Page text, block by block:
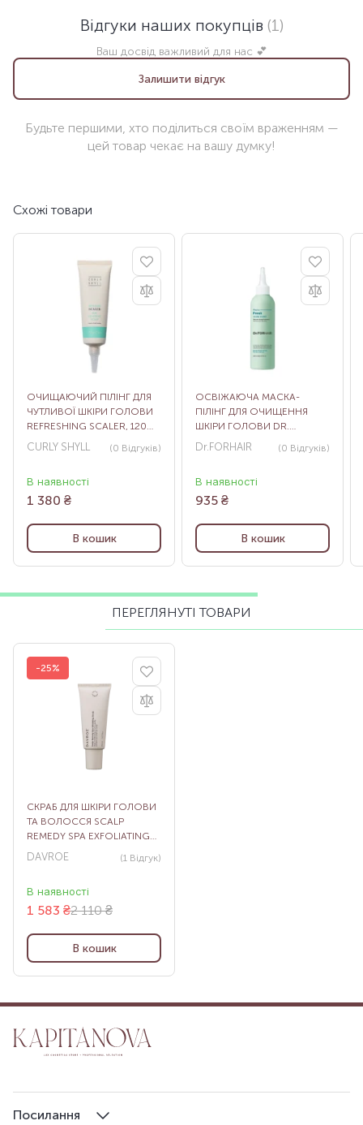
Відгуки наших покупців (1)
Ваш досвід важливий для нас 💕
Залишити відгук
Будьте першими, хто поділиться своїм враженням —
цей товар чекає на вашу думку!
Схожі товари
ОЧИЩАЮЧИЙ ПІЛІНГ ДЛЯ
ЧУТЛИВОЇ ШКІРИ ГОЛОВИ
REFRESHING SCALER, 120
МЛ
CURLY SHYLL (0 Відгуків)
В наявності
1 380 ₴
В кошик
ОСВІЖАЮЧА МАСКА-
ПІЛІНГ ДЛЯ ОЧИЩЕННЯ
ШКІРИ ГОЛОВИ DR.
FORHAIR PHYTO FRESH
SCALP SCALER, 200 МЛ
Dr.FORHAIR (0 Відгуків)
В наявності
935 ₴
В кошик
ПЕРЕГЛЯНУТІ ТОВАРИ
-25%
СКРАБ ДЛЯ ШКІРИ ГОЛОВИ
ТА ВОЛОССЯ SCALP
REMEDY SPA EXFOLIATING
SCRUB, 150 МЛ
DAVROE (1 Відгук)
В наявності
2 110 ₴
1 583 ₴
В кошик
Посилання